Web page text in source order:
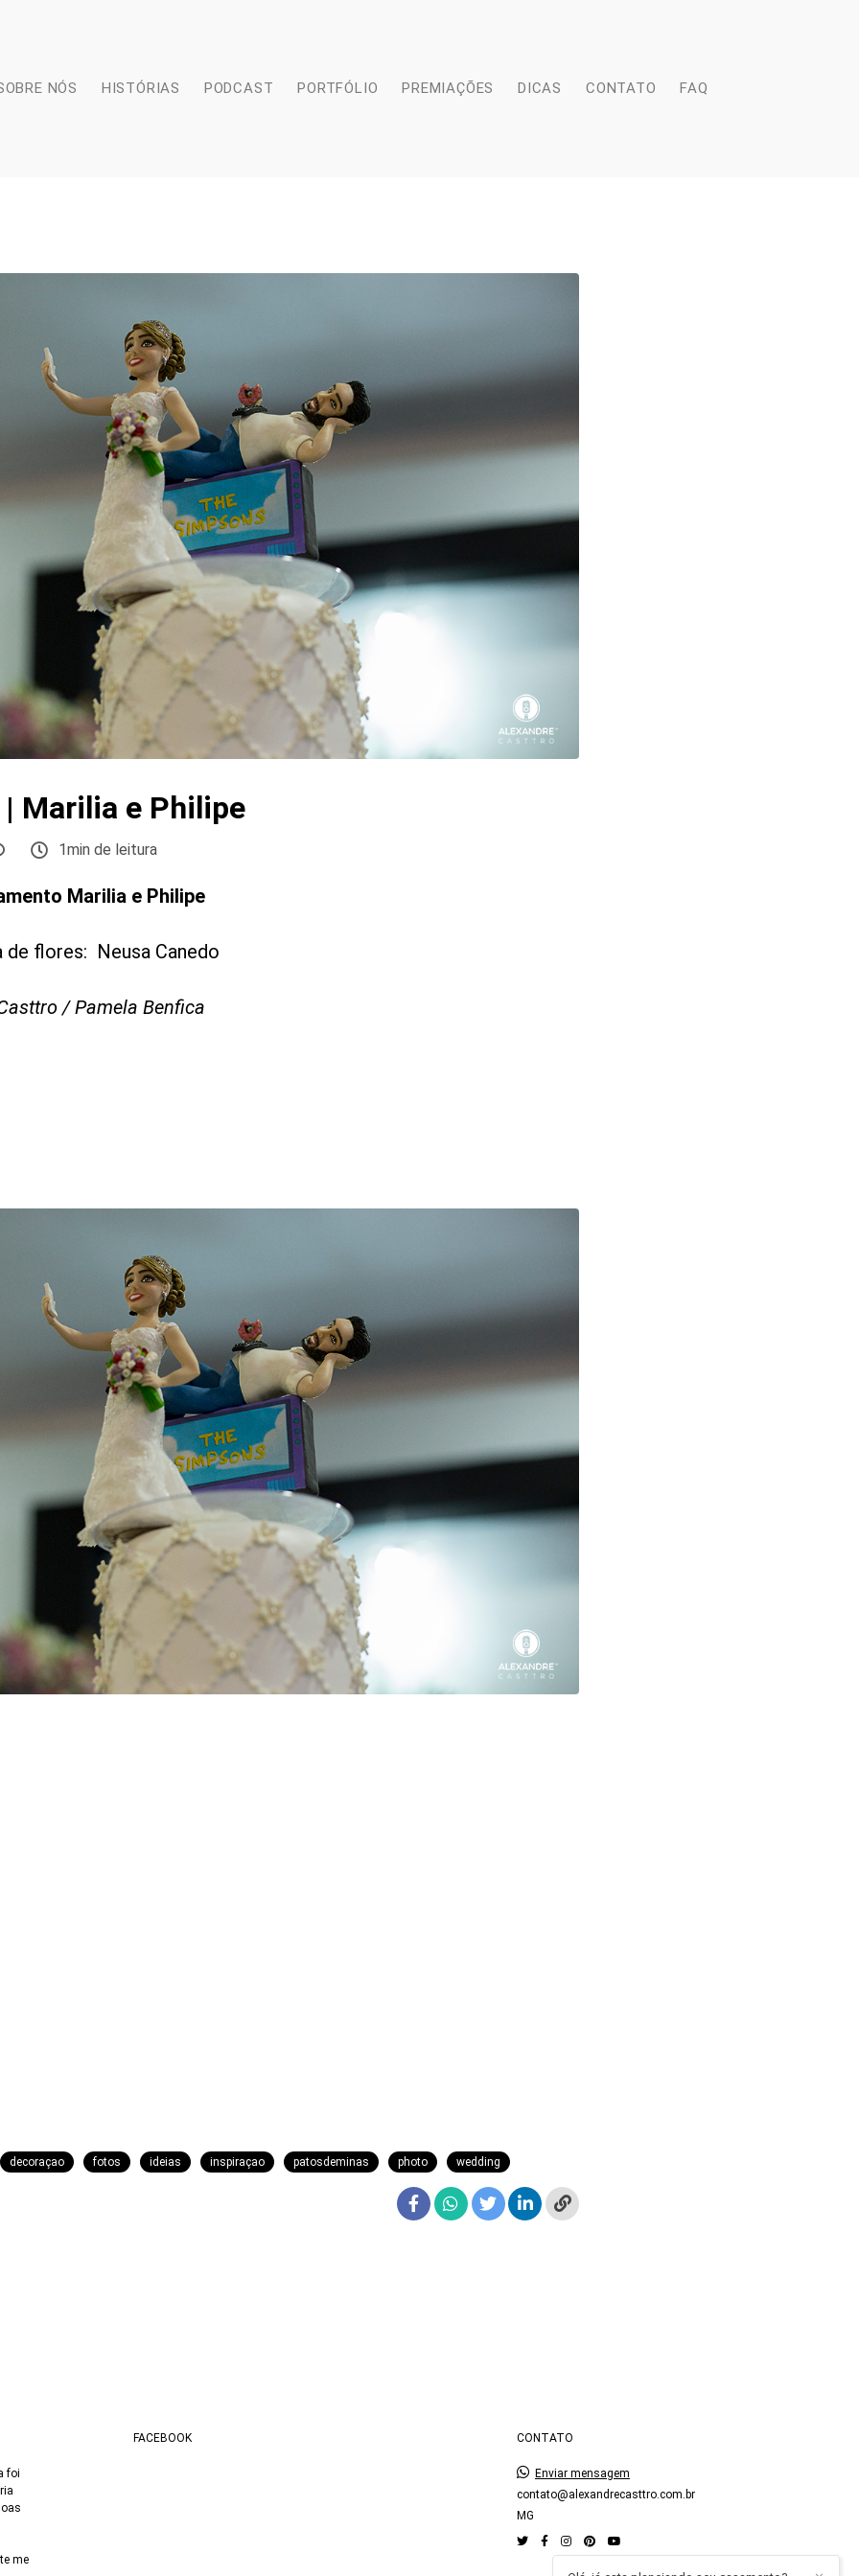
NÓS HISTÓRIAS PODCAST PORTFÓLIO PREMIAÇÕES DICAS CONTATO FAQ
Marilia e Philipe
1min de leitura
Marilia e Philipe
flores: Neusa Canedo
/ Pamela Benfica
decoraçao fotos ideias inspiraçao patosdeminas photo wedding
foi
me
FACEBOOK CONTATO
Enviar mensagem
contato@alexandrecasttro.com.br
MG